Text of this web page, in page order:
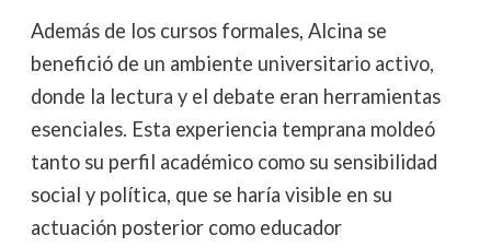
Además de los cursos formales, Alcina se
benefició de un ambiente universitario activo,
donde la lectura y el debate eran herramientas
esenciales. Esta experiencia temprana moldeó
tanto su perfil académico como su sensibilidad
social y política, que se haría visible en su
actuación posterior como educador